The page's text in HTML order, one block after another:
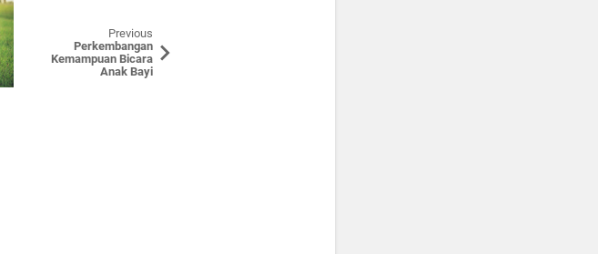
Previous
Perkembangan
Kemampuan Bicara
Anak Bayi